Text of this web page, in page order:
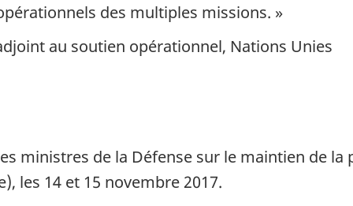
des multiples missions. »
au soutien opérationnel, Nations Unies
ministres de la Défense sur le maintien de la
les 14 et 15 novembre 2017.